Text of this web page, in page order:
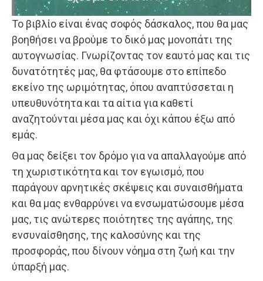
Το βιβλίο είναι ένας σοφός δάσκαλος, που θα μας
βοηθήσει να βρούμε το δικό μας μονοπάτι της
αυτογνωσίας. Γνωρίζοντας τον εαυτό μας και τις
δυνατότητές μας, θα φτάσουμε στο επίπεδο
εκείνο της ωριμότητας, όπου αναπτύσσεται η
υπευθυνότητα και τα αίτια για καθετί
αναζητούνται μέσα μας και όχι κάπου έξω από
εμάς.
Θα μας δείξει τον δρόμο για να απαλλαγούμε από
τη χωριστικότητα και τον εγωισμό, που
παράγουν αρνητικές σκέψεις και συναισθήματα
και θα μας ενθαρρύνει να ενσωματώσουμε μέσα
μας, τις ανώτερες ποιότητες της αγάπης, της
ενσυναίσθησης, της καλοσύνης και της
προσφοράς, που δίνουν νόημα στη ζωή και την
ύπαρξή μας.